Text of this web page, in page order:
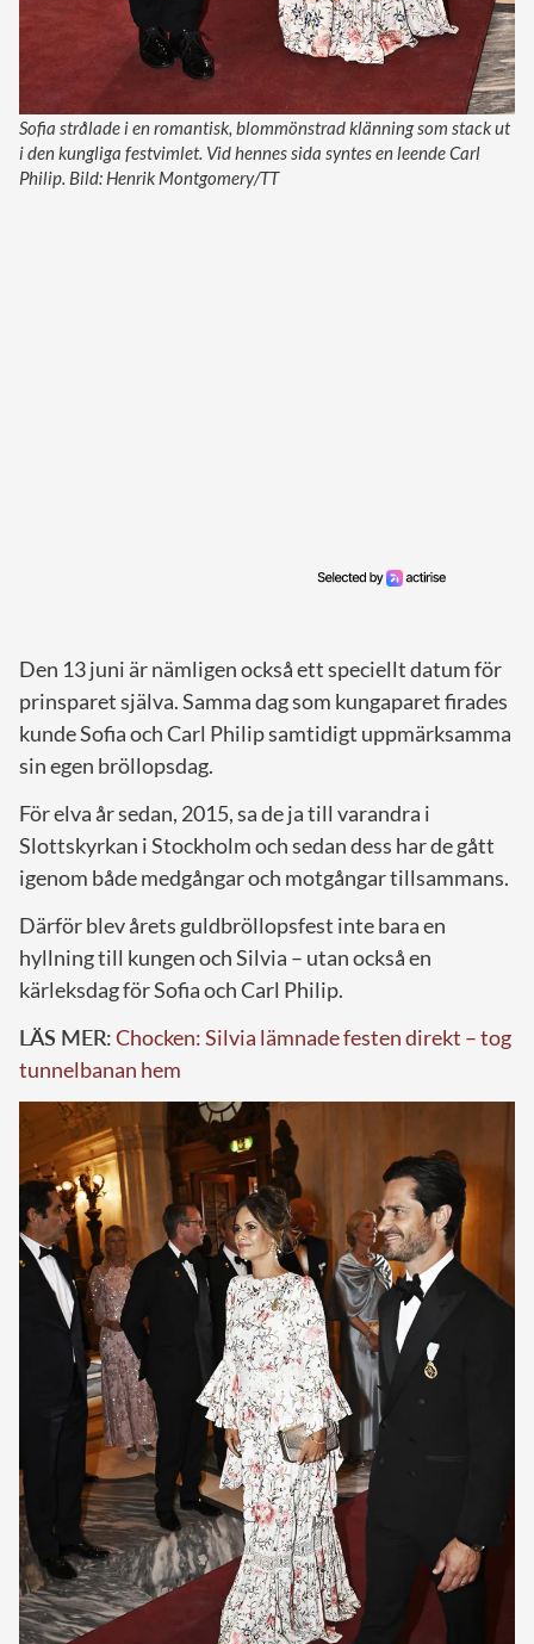
Sofia strålade i en romantisk, blommönstrad klänning som stack ut
i den kungliga festvimlet. Vid hennes sida syntes en leende Carl
Philip. Bild: Henrik Montgomery/TT
Den 13 juni är nämligen också ett speciellt datum för
prinsparet själva. Samma dag som kungaparet firades
kunde Sofia och Carl Philip samtidigt uppmärksamma
sin egen bröllopsdag.
För elva år sedan, 2015, sa de ja till varandra i
Slottskyrkan i Stockholm och sedan dess har de gått
igenom både medgångar och motgångar tillsammans.
Därför blev årets guldbröllopsfest inte bara en
hyllning till kungen och Silvia – utan också en
kärleksdag för Sofia och Carl Philip.
LÄS MER:Chocken: Silvia lämnade festen direkt – tog
tunnelbanan hem